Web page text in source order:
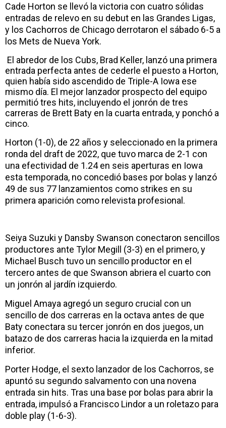
Cade Horton se llevó la victoria con cuatro sólidas
entradas de relevo en su debut en las Grandes Ligas,
y los Cachorros de Chicago derrotaron el sábado 6-5 a
los Mets de Nueva York.
El abredor de los Cubs, Brad Keller, lanzó una primera
entrada perfecta antes de cederle el puesto a Horton,
quien había sido ascendido de Triple-A Iowa ese
mismo día. El mejor lanzador prospecto del equipo
permitió tres hits, incluyendo el jonrón de tres
carreras de Brett Baty en la cuarta entrada, y ponchó a
cinco.
Horton (1-0), de 22 años y seleccionado en la primera
ronda del draft de 2022, que tuvo marca de 2-1 con
una efectividad de 1.24 en seis aperturas en Iowa
esta temporada, no concedió bases por bolas y lanzó
49 de sus 77 lanzamientos como strikes en su
primera aparición como relevista profesional.
Seiya Suzuki y Dansby Swanson conectaron sencillos
productores ante Tylor Megill (3-3) en el primero, y
Michael Busch tuvo un sencillo productor en el
tercero antes de que Swanson abriera el cuarto con
un jonrón al jardín izquierdo.
Miguel Amaya agregó un seguro crucial con un
sencillo de dos carreras en la octava antes de que
Baty conectara su tercer jonrón en dos juegos, un
batazo de dos carreras hacia la izquierda en la mitad
inferior.
Porter Hodge, el sexto lanzador de los Cachorros, se
apuntó su segundo salvamento con una novena
entrada sin hits. Tras una base por bolas para abrir la
entrada, impulsó a Francisco Lindor a un roletazo para
doble play (1-6-3).